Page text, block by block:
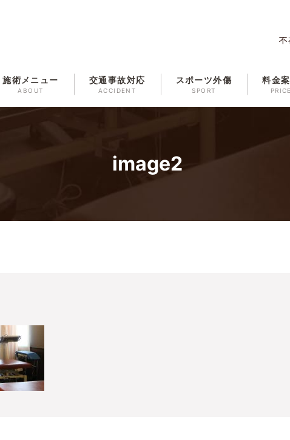
施術メニュー
ABOUT
交通事故対応
ACCIDENT
スポーツ外傷
SPORT
料金
PRICE
image2